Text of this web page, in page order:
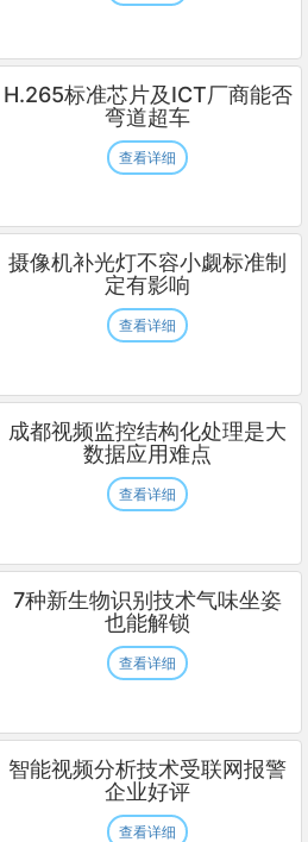
H.265标准芯片及ICT厂商能否
弯道超车
查看详细
摄像机补光灯不容小觑标准制
定有影响
查看详细
成都视频监控结构化处理是大
数据应用难点
查看详细
7种新生物识别技术气味坐姿
也能解锁
查看详细
智能视频分析技术受联网报警
企业好评
查看详细